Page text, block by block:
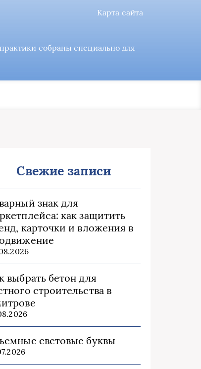
Карта сайта
собраны специально для
Свежие записи
знак для
как защитить
карточки и вложения в
выбрать бетон для
строительства в
световые буквы